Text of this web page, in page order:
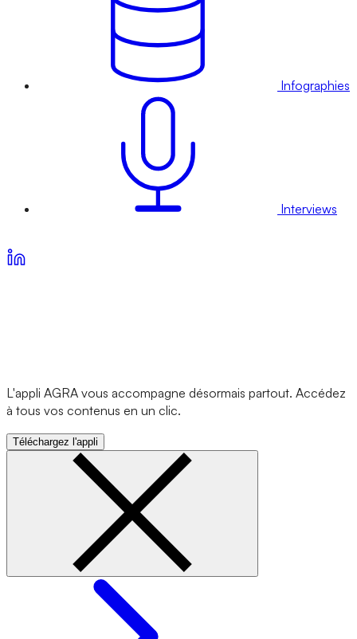
Infographies
Interviews
L'appli AGRA vous accompagne désormais partout. Accédez
à tous vos contenus en un clic.
Téléchargez l'appli